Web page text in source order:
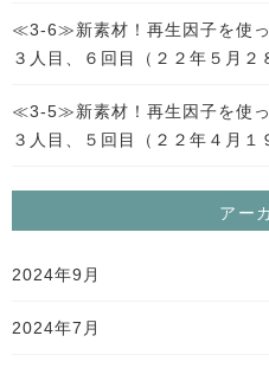
≪3-6≫新素材！再生因子を使
３人目、６回目（２２年５月２
≪3-5≫新素材！再生因子を使
３人目、５回目（２２年４月１
アー
2024年9月
2024年7月